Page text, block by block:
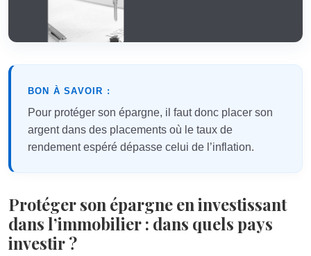
BON À SAVOIR :
Pour protéger son épargne, il faut donc placer son
argent dans des placements où le taux de
rendement espéré dépasse celui de l’inflation.
Protéger son épargne en investissant
dans l’immobilier : dans quels pays
investir ?